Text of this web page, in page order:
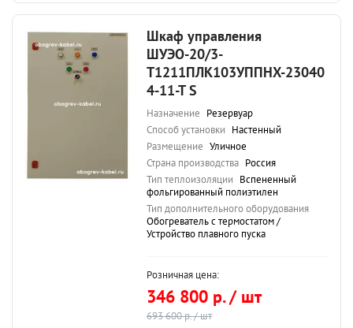
Шкаф управления
ШУЭО-20/3-
Т1211ПЛК103УППНХ-23040
4-11-Т S
Назначение Резервуар
Способ установки Настенный
Размещение Уличное
Страна производства Россия
Тип теплоизоляции Вспененный
фольгированный полиэтилен
Тип дополнительного оборудования
Обогреватель с термостатом /
Устройство плавного пуска
Розничная цена:
346 800 р. / шт
693 600 р. / шт